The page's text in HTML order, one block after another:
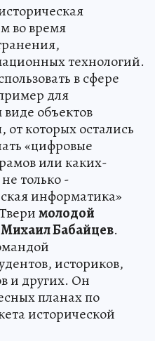
во время
технологий.
в сфере
для
объектов
которых остались
«цифровые
или каких-
только -
информатика»
молодой
Бабайцев.
историков,
и других. Он
планах по
исторической